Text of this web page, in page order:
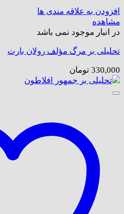
افزودن به علاقه مندی ها
مشاهده
در انبار موجود نمی باشد
تحلیلی بر مرگ مؤلف رولان بارت
330,000 تومان